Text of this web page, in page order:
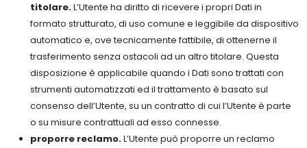
titolare.L’Utente ha diritto di ricevere i propri Dati in
formato strutturato, di uso comune e leggibile da dispositivo
automatico e, ove tecnicamente fattibile, di ottenerne il
trasferimento senza ostacoli ad un altro titolare. Questa
disposizione è applicabile quando i Dati sono trattati con
strumenti automatizzati ed il trattamento è basato sul
consenso dell’Utente, su un contratto di cui l’Utente è parte
o su misure contrattuali ad esso connesse.
proporre reclamo.L’Utente può proporre un reclamo